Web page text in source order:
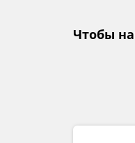
Чтобы